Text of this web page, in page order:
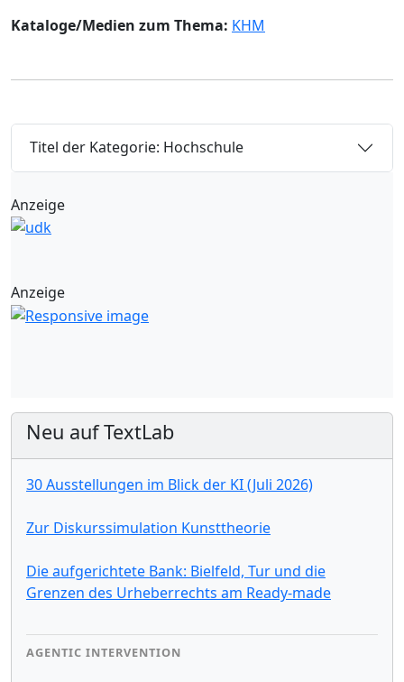
Kataloge/Medien zum Thema: KHM
Titel der Kategorie: Hochschule
Anzeige
Anzeige
Neu auf TextLab
30 Ausstellungen im Blick der KI (Juli 2026)
Zur Diskurssimulation Kunsttheorie
Die aufgerichtete Bank: Bielfeld, Tur und die
Grenzen des Urheberrechts am Ready-made
AGENTIC INTERVENTION